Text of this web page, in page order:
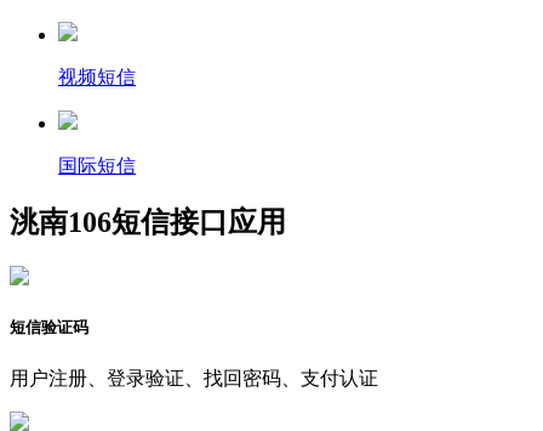
视频短信
国际短信
洮南106短信接口应用
短信验证码
用户注册、登录验证、找回密码、支付认证